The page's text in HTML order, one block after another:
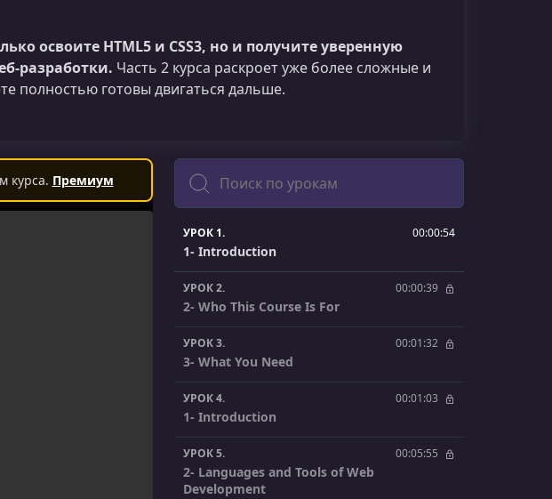
освоите HTML5 и CSS3, но и получите уверенную
Часть 2 курса раскроет уже более сложные и
полностью готовы двигаться дальше.
курса. Премиум
Поиск
УРОК 1. 00:00:54
1- Introduction
УРОК 2. 00:00:39
2- Who This Course Is For
УРОК 3. 00:01:32
3- What You Need
УРОК 4. 00:01:03
1- Introduction
УРОК 5. 00:05:55
2- Languages and Tools of Web
Development